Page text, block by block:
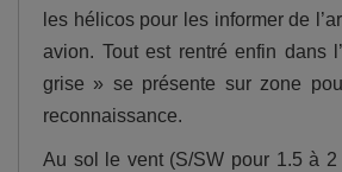
les hélicos pour les informer de
avion. Tout est rentré enfin dans
grise » se présente sur zone
reconnaissance.
Au sol le vent (S/SW pour 1.5 à